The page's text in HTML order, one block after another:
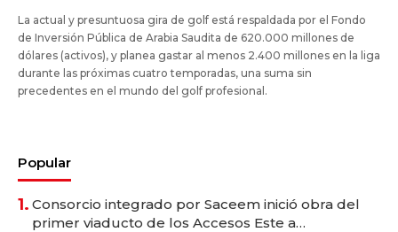
La actual y presuntuosa gira de golf está respaldada por el Fondo
de Inversión Pública de Arabia Saudita de 620.000 millones de
dólares (activos), y planea gastar al menos 2.400 millones en la liga
durante las próximas cuatro temporadas, una suma sin
precedentes en el mundo del golf profesional.
Popular
1. Consorcio integrado por Saceem inició obra del
primer viaducto de los Accesos Este a